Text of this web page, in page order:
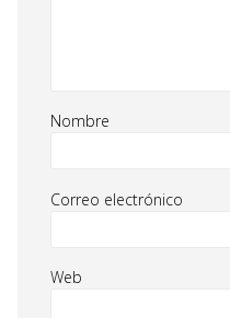
Nombre
Correo electrónico
Web